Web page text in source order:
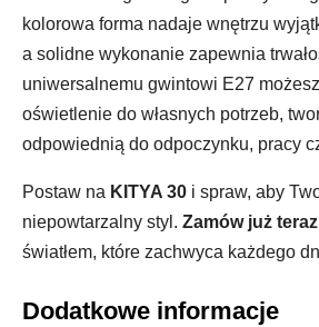
kolorowa forma nadaje wnętrzu
a solidne wykonanie zapewnia
uniwersalnemu gwintowi E27
oświetlenie do własnych potrzeb,
odpowiednią do odpoczynku, pracy
Postaw na KITYA 30 i spraw, aby
niepowtarzalny styl. Zamów już teraz
światłem, które zachwyca każdego
Dodatkowe informacje